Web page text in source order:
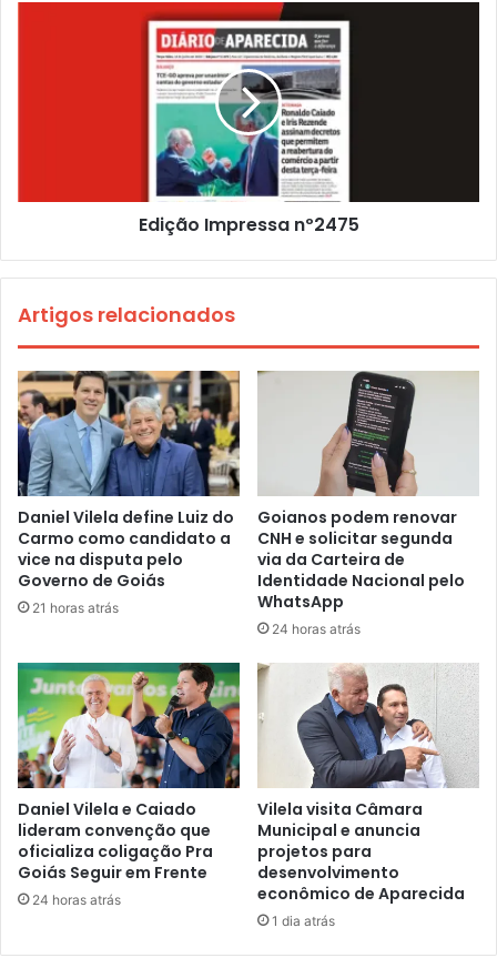
Edição Impressa nº2475
Artigos relacionados
Daniel Vilela define Luiz do
Carmo como candidato a
vice na disputa pelo
Governo de Goiás
21 horas atrás
Goianos podem renovar
CNH e solicitar segunda
via da Carteira de
Identidade Nacional pelo
WhatsApp
24 horas atrás
Daniel Vilela e Caiado
lideram convenção que
oficializa coligação Pra
Goiás Seguir em Frente
24 horas atrás
Vilela visita Câmara
Municipal e anuncia
projetos para
desenvolvimento
econômico de Aparecida
1 dia atrás